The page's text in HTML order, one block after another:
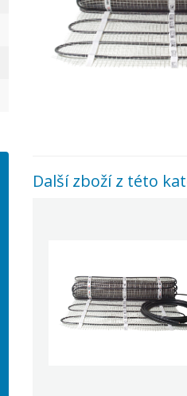
Další zboží z této